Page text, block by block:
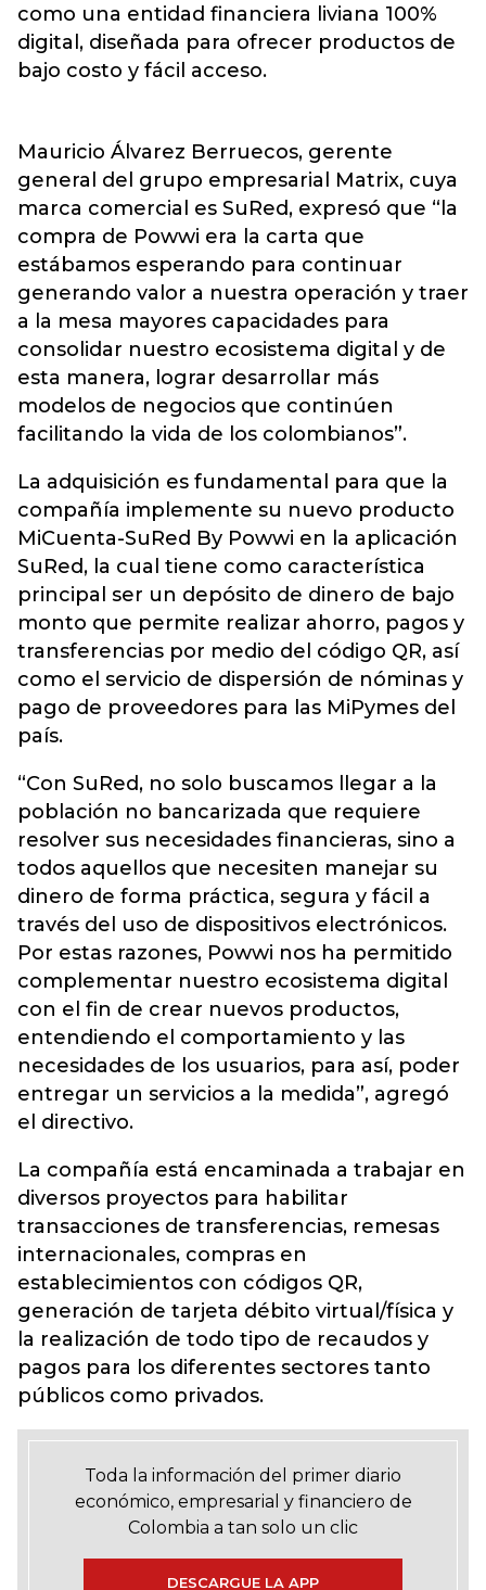
como una entidad financiera liviana 100%
digital, diseñada para ofrecer productos de
bajo costo y fácil acceso.
Mauricio Álvarez Berruecos, gerente
general del grupo empresarial Matrix, cuya
marca comercial es SuRed, expresó que “la
compra de Powwi era la carta que
estábamos esperando para continuar
generando valor a nuestra operación y traer
a la mesa mayores capacidades para
consolidar nuestro ecosistema digital y de
esta manera, lograr desarrollar más
modelos de negocios que continúen
facilitando la vida de los colombianos”.
La adquisición es fundamental para que la
compañía implemente su nuevo producto
MiCuenta-SuRed By Powwi en la aplicación
SuRed, la cual tiene como característica
principal ser un depósito de dinero de bajo
monto que permite realizar ahorro, pagos y
transferencias por medio del código QR, así
como el servicio de dispersión de nóminas y
pago de proveedores para las MiPymes del
país.
“Con SuRed, no solo buscamos llegar a la
población no bancarizada que requiere
resolver sus necesidades financieras, sino a
todos aquellos que necesiten manejar su
dinero de forma práctica, segura y fácil a
través del uso de dispositivos electrónicos.
Por estas razones, Powwi nos ha permitido
complementar nuestro ecosistema digital
con el fin de crear nuevos productos,
entendiendo el comportamiento y las
necesidades de los usuarios, para así, poder
entregar un servicios a la medida”, agregó
el directivo.
La compañía está encaminada a trabajar en
diversos proyectos para habilitar
transacciones de transferencias, remesas
internacionales, compras en
establecimientos con códigos QR,
generación de tarjeta débito virtual/física y
la realización de todo tipo de recaudos y
pagos para los diferentes sectores tanto
públicos como privados.
Toda la información del primer diario
económico, empresarial y financiero de
Colombia a tan solo un clic
DESCARGUE LA APP